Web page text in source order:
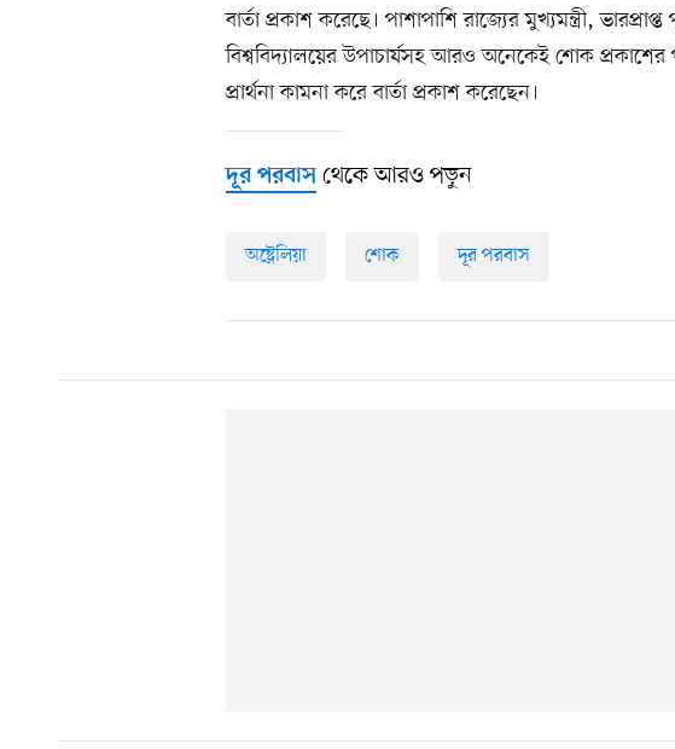
বার্তা প্রকাশ করেছে। পাশাপাশি রাজ্যের মুখ্যমন্ত্রী,
বিশ্ববিদ্যালয়ের উপাচার্যসহ আরও অনেকেই শোক প্রকাশের
প্রার্থনা কামনা করে বার্তা প্রকাশ করেছেন।
দূর পরবাস থেকে আরও পড়ুন
অষ্ট্রেলিয়া শোক দূর পরবাস